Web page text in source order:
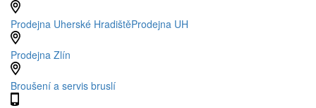
Prodejna Uherské HradištěProdejna UH
Prodejna Zlín
Broušení a servis bruslí